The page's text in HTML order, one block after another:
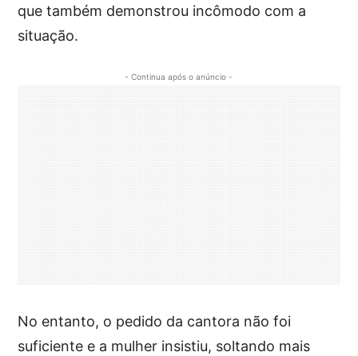
que também demonstrou incômodo com a
situação.
- Continua após o anúncio -
No entanto, o pedido da cantora não foi
suficiente e a mulher insistiu, soltando mais